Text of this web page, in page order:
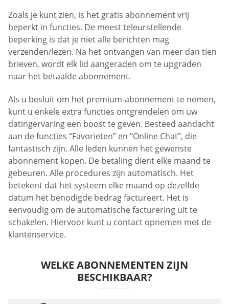
Zoals je kunt zien, is het gratis abonnement vrij
beperkt in functies. De meest teleurstellende
beperking is dat je niet alle berichten mag
verzenden/lezen. Na het ontvangen van meer dan tien
brieven, wordt elk lid aangeraden om te upgraden
naar het betaalde abonnement.
Als u besluit om het premium-abonnement te nemen,
kunt u enkele extra functies ontgrendelen om uw
datingervaring een boost te geven. Besteed aandacht
aan de functies “Favorieten” en “Online Chat”, die
fantastisch zijn. Alle leden kunnen het gewenste
abonnement kopen. De betaling dient elke maand te
gebeuren. Alle procedures zijn automatisch. Het
betekent dat het systeem elke maand op dezelfde
datum het benodigde bedrag factureert. Het is
eenvoudig om de automatische facturering uit te
schakelen. Hiervoor kunt u contact opnemen met de
klantenservice.
WELKE ABONNEMENTEN ZIJN
BESCHIKBAAR?